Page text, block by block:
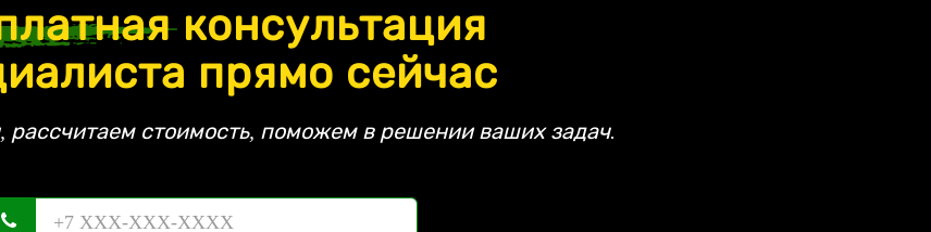
консультация
прямо сейчас
рассчитаем стоимость, поможем в решении ваших задач.